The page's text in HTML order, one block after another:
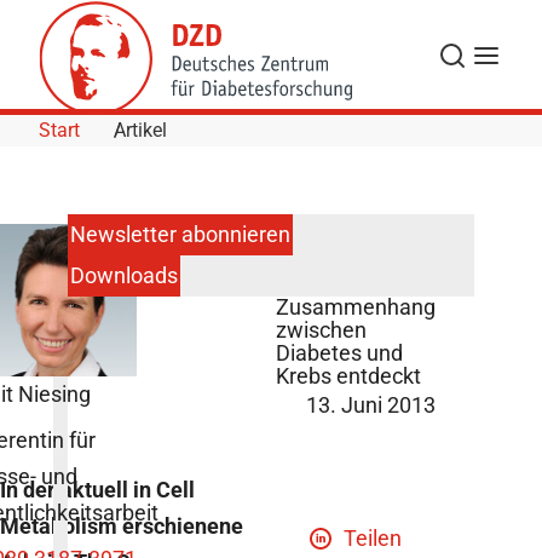
Skip to Content
Suche
Start Artikel
Zusammenhang
zwischen
Diabetes und
Krebs entdeckt
13. Juni 2013
In der aktuell in Cell
Metabolism erschienene
Teilen
Niesing
für
und
Newsletter abonnieren
Downloads